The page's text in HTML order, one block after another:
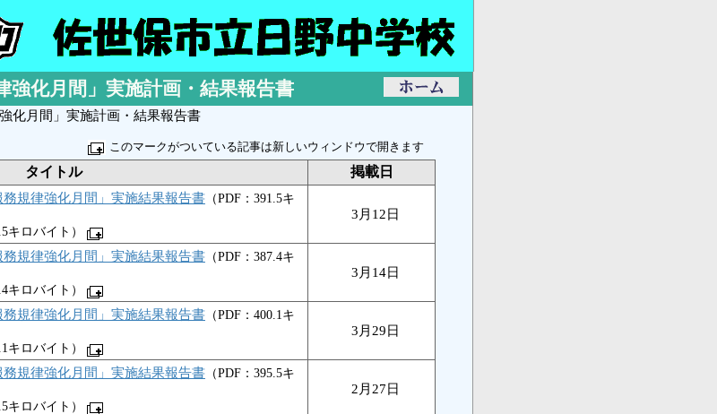
強化月間」実施計画・結果報告書
化月間」実施計画・結果報告書
このマークがついている記事は新しいウィンドウで開きます
タイトル
掲載日
規律強化月間」実施結果報告書 （PDF：391.5キ
キロバイト）
3月12日
規律強化月間」実施結果報告書 （PDF：387.4キ
キロバイト）
3月14日
規律強化月間」実施結果報告書 （PDF：400.1キ
キロバイト）
3月29日
規律強化月間」実施結果報告書 （PDF：395.5キ
キロバイト）
2月27日